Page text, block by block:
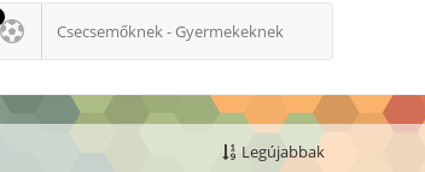
Csecsemőknek - Gyermekeknek
Legújabbak